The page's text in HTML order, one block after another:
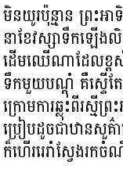
មិនយូរប៉ុន្មាន ព្រះ
នាខែវស្សាទឹកឡើង
ដើមឈើណាដែលខ្ពស់
ទឹកមួយបណ្តុំ គឺស្ទើតែ
ក្រោមការឆ្លុះពីរស្មី
ប្រៀបដូចជាឋានសួគ៌
ក៏ហើររេរាំស្វែងរក